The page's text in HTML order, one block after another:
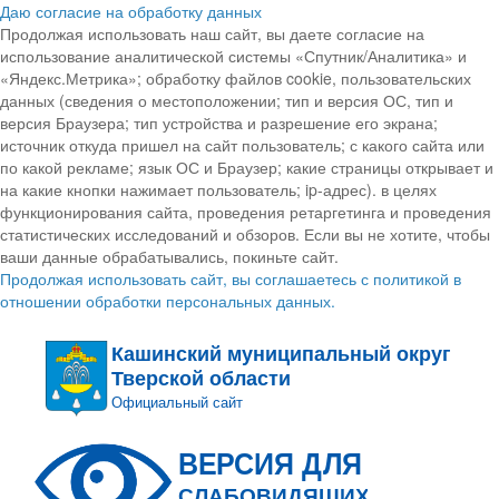
Даю согласие на обработку данных
Продолжая использовать наш сайт, вы даете согласие на
использование аналитической системы «Спутник/Аналитика» и
«Яндекс.Метрика»; обработку файлов cookie, пользовательских
данных (сведения о местоположении; тип и версия ОС, тип и
версия Браузера; тип устройства и разрешение его экрана;
источник откуда пришел на сайт пользователь; с какого сайта или
по какой рекламе; язык ОС и Браузер; какие страницы открывает и
на какие кнопки нажимает пользователь; ip-адрес). в целях
функционирования сайта, проведения ретаргетинга и проведения
статистических исследований и обзоров. Если вы не хотите, чтобы
ваши данные обрабатывались, покиньте сайт.
Продолжая использовать сайт, вы соглашаетесь с политикой в
отношении обработки персональных данных.